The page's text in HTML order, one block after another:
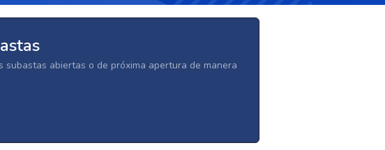
abiertas o de próxima apertura de manera